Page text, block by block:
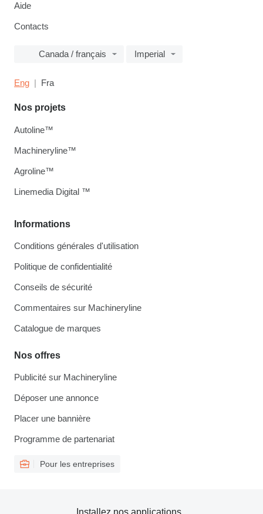
Aide
Contacts
Canada / français Imperial
Eng Fra
Informations
Conditions générales d'utilisation
Politique de confidentialité
Conseils de sécurité
Commentaires sur Machineryline
Catalogue de marques
Nos offres
Publicité sur Machineryline
Déposer une annonce
Placer une bannière
Programme de partenariat
Pour les entreprises
Nos projets
Autoline™
Machineryline™
Agroline™
Linemedia Digital ™
Installez nos applications